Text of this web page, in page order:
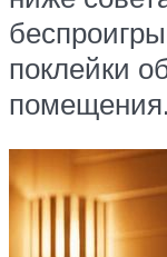
поклейки
помещения.